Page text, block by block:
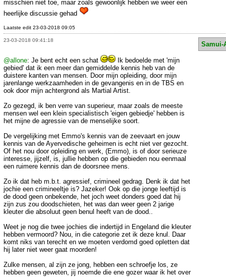
misschien niet toe, maar zoals gewoonlijk hebben we weer een
heerlijke discussie gehad
Laatste edit 23-03-2018 09:05
23-03-2018 09:41:18
Samui-
@allone: Je bent echt een schat
Ik bedoelde met 'mijn
gebied' dat ik een meer dan gemiddelde kennis heb van de
duistere kanten van mensen. Door mijn opleiding, door mijn
jarenlange werkzaamheden in de gevangenis en in de TBS en
ook door mijn achtergrond als Martial Artist.
Zo gezegd, ik ben verre van superieur, maar zoals de meeste
mensen wel een klein specialistisch 'eigen gebiedje' hebben is
het mijne de agressie van de menselijke soort.
De vergelijking met Emmo's kennis van de zeevaart en jouw
kennis van de Ayervedische geheimen is echt niet ver gezocht.
Of het nou door opleiding en werk, (Emmo), is of door serieuze
interesse, jijzelf, is, jullie hebben op die gebieden nou eenmaal
een ruimere kennis dan de doorsnee mens.
Zo ik dat heb m.b.t. agressief, crimineel gedrag. Denk ik dat het
jochie een crimineeltje is? Jazeker! Ook op die jonge leeftijd is
de dood geen onbekende, het joch weet donders goed dat hij
zijn zus zou doodschieten, het was dan weer geen 2 jarige
kleuter die absoluut geen benul heeft van de dood..
Weet je nog die twee jochies die indertijd in Engeland die kleuter
hebben vermoord? Nou, in die categorie zet ik deze knul. Daar
komt niks van terecht en we moeten verdomd goed opletten dat
hij later niet weer gaat moorden!
Zulke mensen, al zijn ze jong, hebben een schroefje los, ze
hebben geen geweten, jij noemde die ene gozer waar ik het over